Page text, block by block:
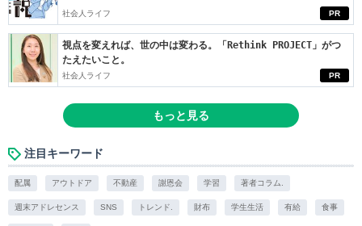
PR
社会人ライフ
PR
視点を変えれば、世の中は変わる。「Rethink PROJECT」がつ
たえたいこと。
社会人ライフ
もっと見る
注目キーワード
配属 アウトドア 不動産 謝恩会 学習 著者コラム.
週末アドレセンス SNS トレンド. 財布 学生生活 有給 食事